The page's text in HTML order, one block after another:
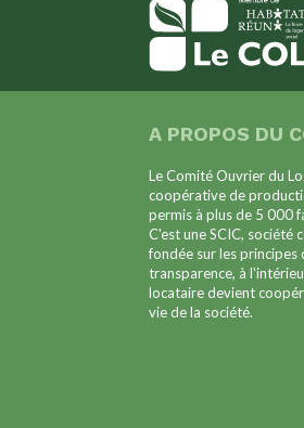
A PROPOS DU
Le Comité Ouvrier du
coopérative de
permis à plus de 5 000
C'est une SCIC, société
fondée sur les
transparence, à
locataire devient
vie de la société.